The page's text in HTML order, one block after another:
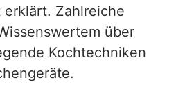
Zahlreiche
über
Kochtechniken